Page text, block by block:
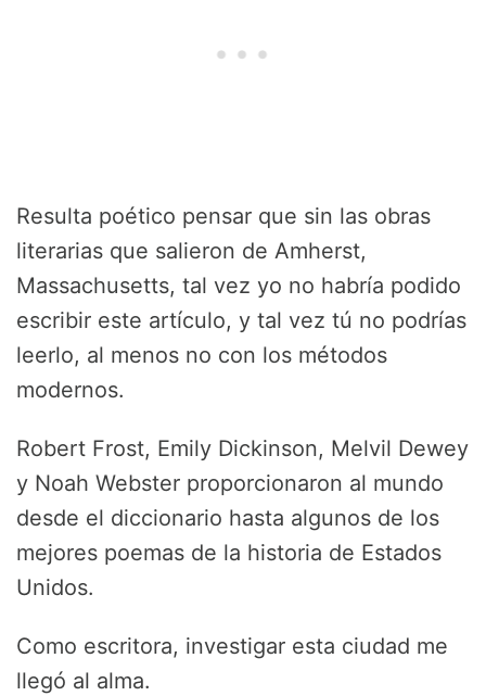
Resulta poético pensar que sin las obras
literarias que salieron de Amherst,
Massachusetts, tal vez yo no habría podido
escribir este artículo, y tal vez tú no podrías
leerlo, al menos no con los métodos
modernos.
Robert Frost, Emily Dickinson, Melvil Dewey
y Noah Webster proporcionaron al mundo
desde el diccionario hasta algunos de los
mejores poemas de la historia de Estados
Unidos.
Como escritora, investigar esta ciudad me
llegó al alma.